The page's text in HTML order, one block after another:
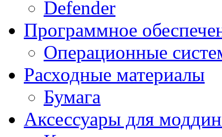
Defender
Программное
Операционные
Расходные материалы
Бумага
Аксессуары для